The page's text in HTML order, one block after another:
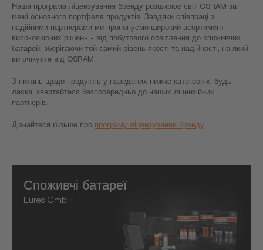
Наша програма ліцензування бренду розширює світ OSRAM за
межі основного портфеля продуктів. Завдяки співпраці з
надійними партнерами ми пропонуємо широкий асортимент
високоякісних рішень - від побутового освітлення до споживчих
батарей, зберігаючи той самий рівень якості та надійності, на який
ви очікуєте від OSRAM.
З питань щодо продуктів у наведених нижче категоріях, будь
ласка, звертайтеся безпосередньо до наших ліцензійних
партнерів.
Дізнайтеся більше про програму ліцензування бренду
Споживчі батареї
Eures GmbH